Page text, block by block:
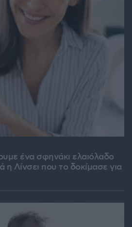
ένα σφηνάκι ελαιόλαδο
Λίνσει που το δοκίμασε για